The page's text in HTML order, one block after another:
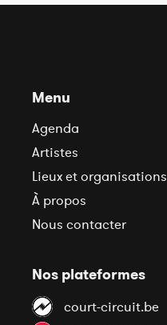
Menu
Agenda
Artistes
Lieux et organisations
À propos
Nous contacter
Nos plateformes
court-circuit.be